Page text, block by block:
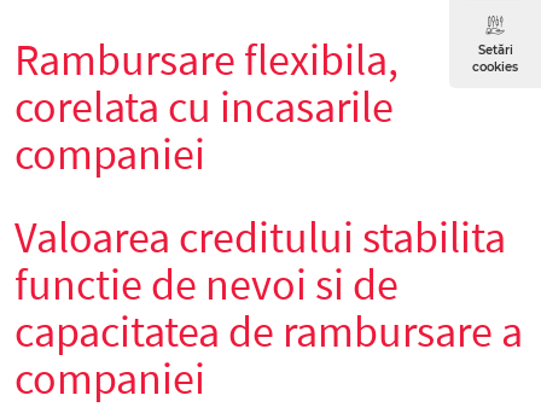
Setări
cookies
Rambursare flexibila,
corelata cu incasarile
companiei
Valoarea creditului stabilita
functie de nevoi si de
capacitatea de rambursare a
companiei